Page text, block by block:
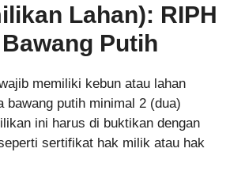
Lahan): RIPH
Putih
memiliki kebun atau lahan
bawang putih minimal 2 (dua)
ini harus di buktikan dengan
sertifikat hak milik atau hak